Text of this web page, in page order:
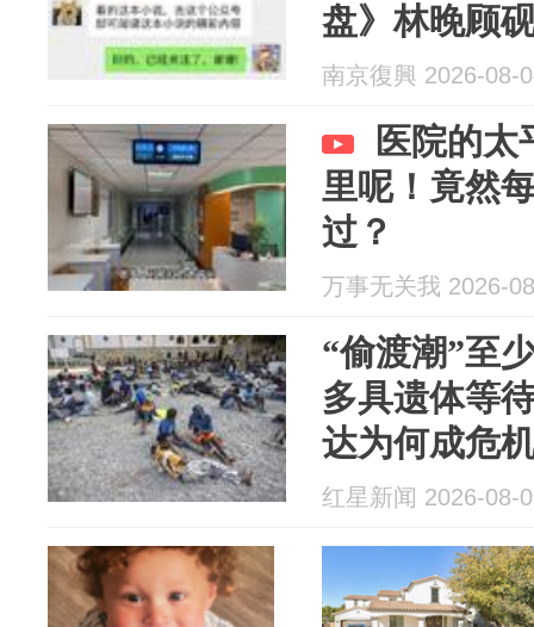
盘》林晚顾
南京復興 2026-08-
医院的太
里呢！竟然
过？
万事无关我 2026-
“偷渡潮”至
多具遗体等
达为何成危
红星新闻 2026-08-